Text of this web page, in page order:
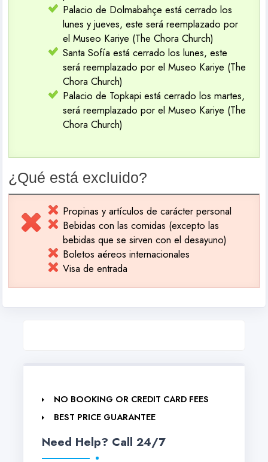
Palacio de Dolmabahçe está cerrado los
lunes y jueves, este será reemplazado por
el Museo Kariye (The Chora Church)
Santa Sofía está cerrado los lunes, este
será reemplazado por el Museo Kariye (The
Chora Church)
Palacio de Topkapi está cerrado los martes,
será reemplazado por el Museo Kariye (The
Chora Church)
¿Qué está excluido?
Propinas y artículos de carácter personal
Bebidas con las comidas (excepto las
bebidas que se sirven con el desayuno)
Boletos aéreos internacionales
Visa de entrada
NO BOOKING OR CREDIT CARD FEES
BEST PRICE GUARANTEE
Need Help? Call 24/7